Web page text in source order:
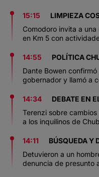
15:15
LIMPIEZA
Comodoro invita a
en Km 5 con
14:55
POLÍTICA
Dante Bowen
gobernador y llamó a
14:34
DEBATE EN
Terenzi sobre
a los inquilinos de
14:11
BÚSQUEDA Y
Detuvieron a un
denuncia de presunto